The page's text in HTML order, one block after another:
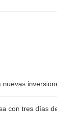
con tres días